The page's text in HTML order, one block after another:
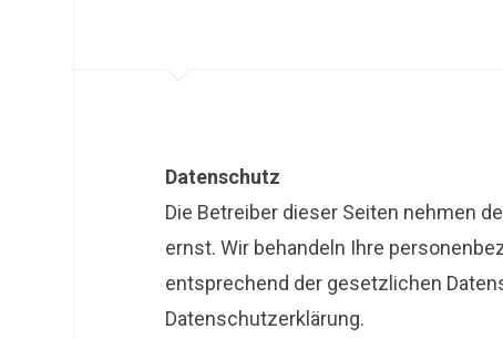
Datenschutz
Die Betreiber dieser Seiten nehmen
ernst. Wir behandeln Ihre
entsprechend der gesetzlichen
Datenschutzerklärung.